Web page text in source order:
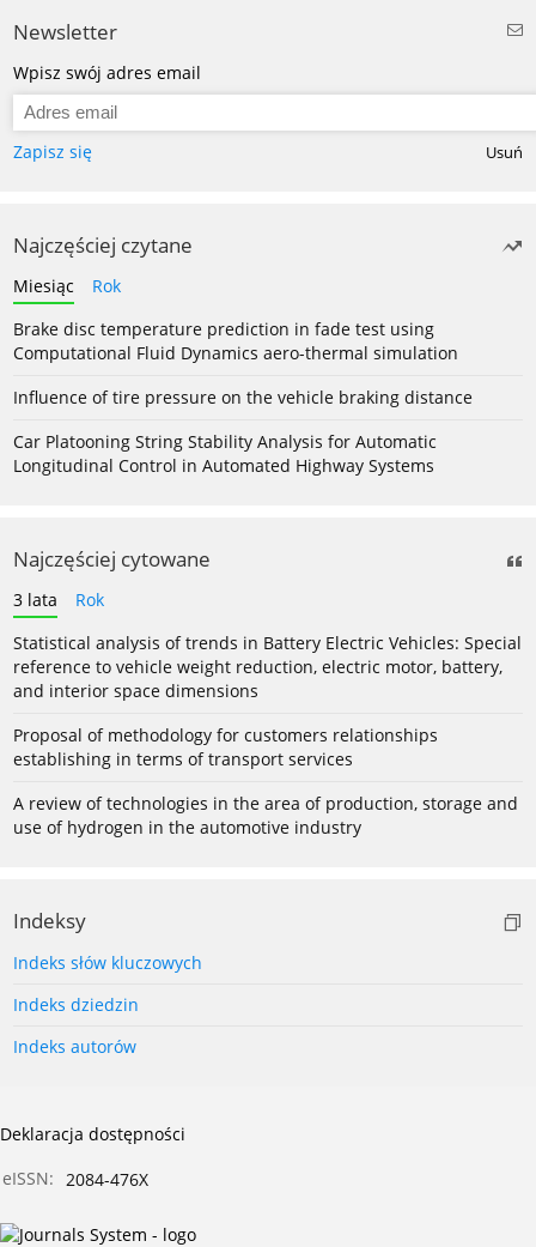
Newsletter
Wpisz swój adres email
Zapisz się Usuń
Najczęściej czytane
Miesiąc
Rok
Brake disc temperature prediction in fade test using
Computational Fluid Dynamics aero-thermal simulation
Influence of tire pressure on the vehicle braking distance
Car Platooning String Stability Analysis for Automatic
Longitudinal Control in Automated Highway Systems
Najczęściej cytowane
3 lata
Rok
Statistical analysis of trends in Battery Electric Vehicles: Special
reference to vehicle weight reduction, electric motor, battery,
and interior space dimensions
Proposal of methodology for customers relationships
establishing in terms of transport services
A review of technologies in the area of production, storage and
use of hydrogen in the automotive industry
Indeksy
Indeks słów kluczowych
Indeks dziedzin
Indeks autorów
Deklaracja dostępności
eISSN:
2084-476X